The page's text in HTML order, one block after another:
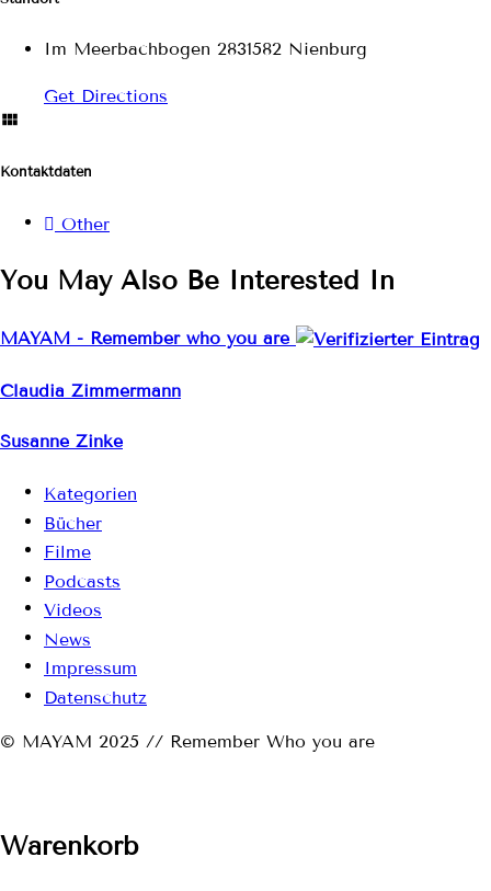
Im Meerbachbogen 2831582 Nienburg
Get Directions
Kontaktdaten
Other
You May Also Be Interested In
MAYAM - Remember who you are
Claudia Zimmermann
Susanne Zinke
Kategorien
Bücher
Filme
Podcasts
Videos
News
Impressum
Datenschutz
© MAYAM 2025 // Remember Who you are
Warenkorb